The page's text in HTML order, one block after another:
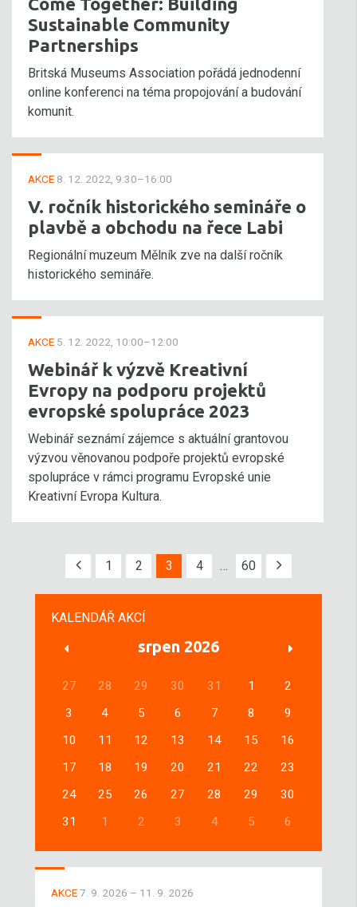
Sustainable Community
Partnerships
Britská Museums Association pořádá jednodenní
online konferenci na téma propojování a budování
komunit.
AKCE 8. 12. 2022, 9:30–16:00
V. ročník historického semináře o
plavbě a obchodu na řece Labi
Regionální muzeum Mělník zve na další ročník
historického semináře.
AKCE 5. 12. 2022, 10:00–12:00
Webinář k výzvě Kreativní
Evropy na podporu projektů
evropské spolupráce 2023
Webinář seznámí zájemce s aktuální grantovou
výzvou věnovanou podpoře projektů evropské
spolupráce v rámci programu Evropské unie
Kreativní Evropa Kultura.
1 2 3 4 … 60
KALENDÁŘ AKCÍ
srpen 2026
27 28 29 30 31 1
2
3
4 5 6 7 8
9
10
11 12 13 14 15
16
17
18 19 20 21 22
23
24
25 26 27 28 29
30
31
1 2 3 4 5 6
AKCE7. 9. 2026 – 11. 9. 2026